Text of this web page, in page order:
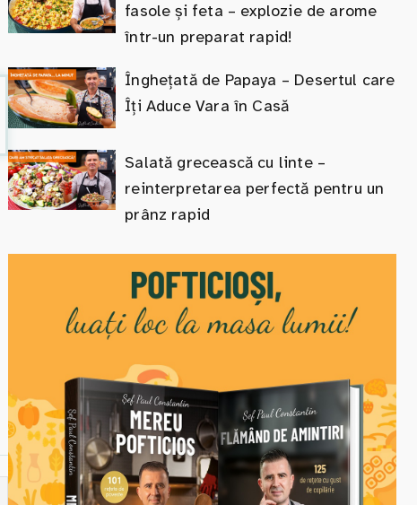
fasole și feta – explozie de arome
într-un preparat rapid!
Înghețată de Papaya – Desertul care
Îți Aduce Vara în Casă
Salată grecească cu linte –
reinterpretarea perfectă pentru un
prânz rapid